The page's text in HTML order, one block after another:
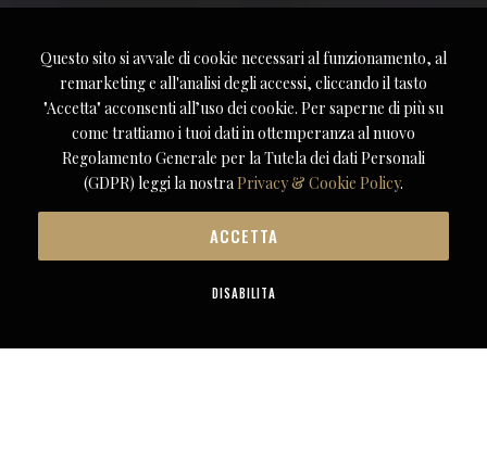
DISABILITA
ACCETTA
Questo sito si avvale di cookie necessari al funzionamento, al
remarketing e all'analisi degli accessi, cliccando il tasto
"Accetta" acconsenti all’uso dei cookie. Per saperne di più su
come trattiamo i tuoi dati in ottemperanza al nuovo
Regolamento Generale per la Tutela dei dati Personali
(GDPR) leggi la nostra Privacy & Cookie Policy.